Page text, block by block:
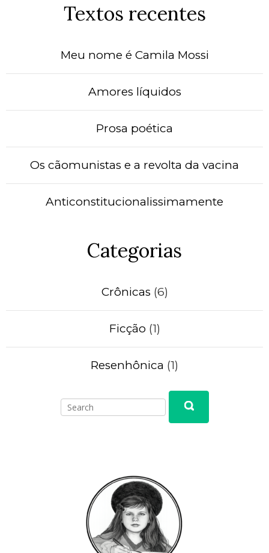
Textos recentes
Meu nome é Camila Mossi
Amores líquidos
Prosa poética
Os cãomunistas e a revolta da vacina
Anticonstitucionalissimamente
Categorias
Crônicas (6)
Ficção (1)
Resenhônica (1)
Search
Search